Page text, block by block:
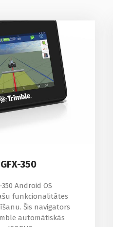
350
Android OS
funkcionalitātes
Šis navigators
automātiskās